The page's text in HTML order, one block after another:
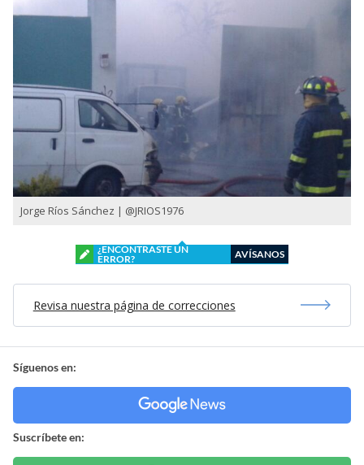
Jorge Ríos Sánchez | ‏@JRIOS1976
¿ENCONTRASTE UN
ERROR?
AVÍSANOS
Revisa nuestra página de correcciones
Síguenos en:
Suscríbete en: